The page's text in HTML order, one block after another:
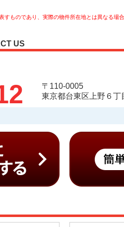
ものであり、実際の物件所在地とは異なる場合
US
〒110-0005
東京都台東区上野６